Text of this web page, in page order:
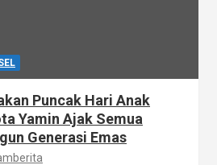
Puncak Hari Anak
Yamin Ajak Semua
Generasi Emas